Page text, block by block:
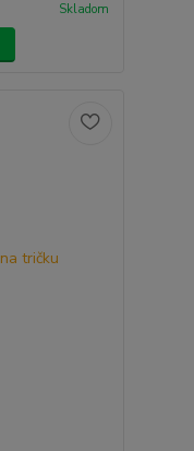
Skladom